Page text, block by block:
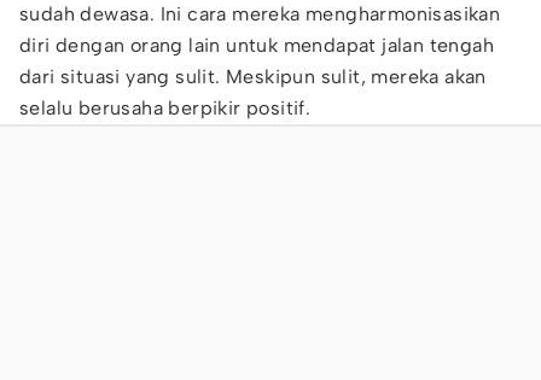
sudah dewasa. Ini cara mereka mengharmonisasikan
diri dengan orang lain untuk mendapat jalan tengah
dari situasi yang sulit. Meskipun sulit, mereka akan
selalu berusaha berpikir positif.